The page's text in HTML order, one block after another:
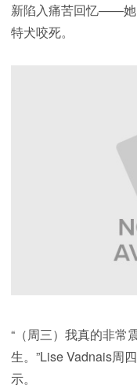
新陷入痛苦回忆——她
特犬咬死。
“（周三）我真的非常
生。”Lise Vadnais周
示。